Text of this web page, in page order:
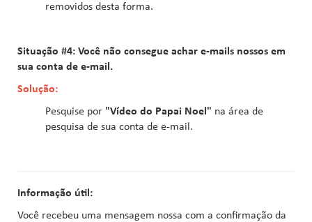
removidos desta forma.
Situação #4: Você não consegue achar e-mails nossos em
sua conta de e-mail.
Solução:
Pesquise por "Vídeo do Papai Noel" na área de
pesquisa de sua conta de e-mail.
Informação útil:
Você recebeu uma mensagem nossa com a confirmação da